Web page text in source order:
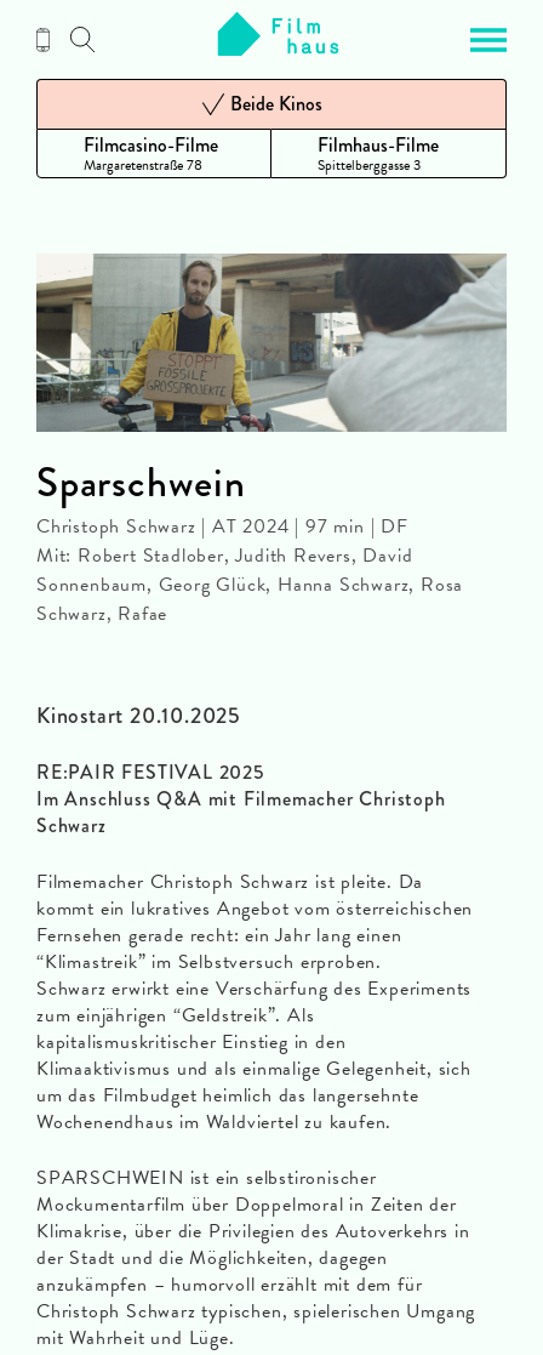
Inhalt
Filmcasino-Filme
Margaretenstraße 78
Beide Kinos
Filmhaus-Filme
Spittelberggasse 3
Kinostart 20.10.2025
RE:PAIR FESTIVAL 2025
Im Anschluss Q&A mit Filmemacher Christoph
Schwarz
Filmemacher Christoph Schwarz ist pleite. Da
kommt ein lukratives Angebot vom österreichischen
Fernsehen gerade recht: ein Jahr lang einen
“Klimastreik” im Selbstversuch erproben.
Schwarz erwirkt eine Verschärfung des Experiments
zum einjährigen “Geldstreik”. Als
kapitalismuskritischer Einstieg in den
Klimaaktivismus und als einmalige Gelegenheit, sich
um das Filmbudget heimlich das langersehnte
Wochenendhaus im Waldviertel zu kaufen.
SPARSCHWEIN ist ein selbstironischer
Mockumentarfilm über Doppelmoral in Zeiten der
Klimakrise, über die Privilegien des Autoverkehrs in
der Stadt und die Möglichkeiten, dagegen
anzukämpfen – humorvoll erzählt mit dem für
Christoph Schwarz typischen, spielerischen Umgang
mit Wahrheit und Lüge.
Sparschwein
Christoph Schwarz | AT 2024 | 97 min | DF
Mit: Robert Stadlober, Judith Revers, David
Sonnenbaum, Georg Glück, Hanna Schwarz, Rosa
Schwarz, Rafae